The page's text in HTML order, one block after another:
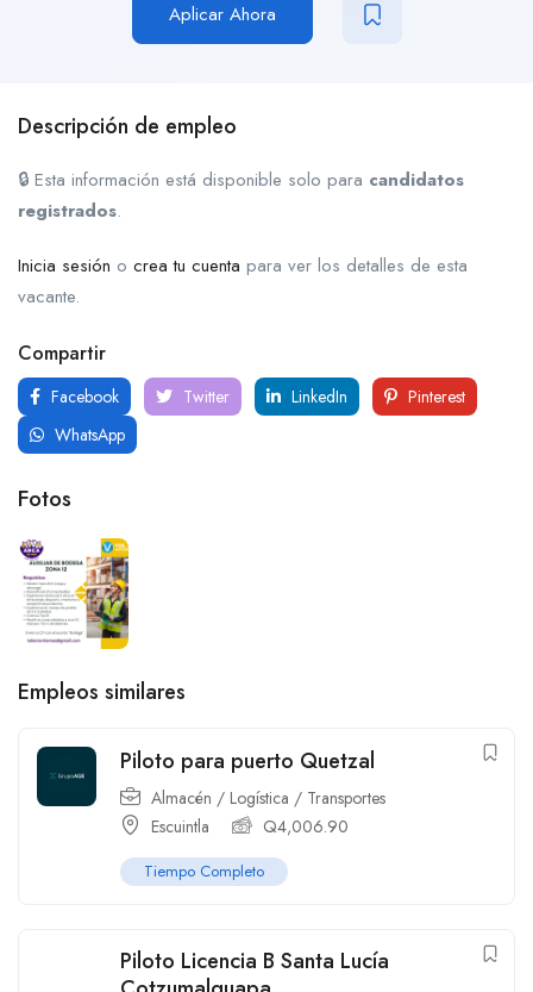
Aplicar Ahora
Descripción de empleo
🔒 Esta información está disponible solo para candidatos
registrados.
Inicia sesión o crea tu cuenta para ver los detalles de esta
vacante.
Compartir
Facebook Twitter LinkedIn
Pinterest
WhatsApp
Fotos
Empleos similares
Piloto para puerto Quetzal
Almacén / Logística / Transportes
Escuintla
Q4,006.90
Tiempo Completo
Piloto Licencia B Santa Lucía